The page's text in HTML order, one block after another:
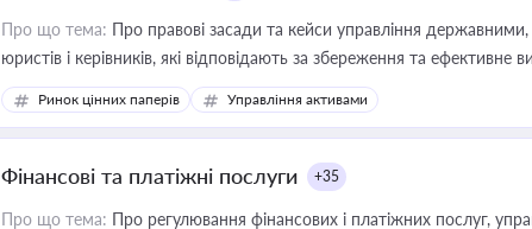
Про що тема: Про правові засади та кейси управління
юристів і керівників, які відповідають за збереження та
Ринок цінних паперів Управління активами
Фінансові та платіжні послуги +35
Про що тема: Про регулювання фінансових і платіжних послуг, управління коштами, приймання платежів та дотримання